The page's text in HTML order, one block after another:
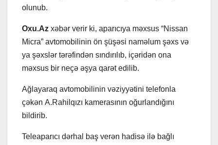
olunub.
Oxu.Az xəbər verir ki, aparıcıya məxsus “Nissan
Micra” avtomobilinin ön şüşəsi naməlum şəxs və
ya şəxslər tərəfindən sındırılıb, içəridən ona
məxsus bir neçə əşya qarət edilib.
Ağlayaraq avtomobilinin vəziyyətini telefonla
çəkən A.Rahilqızı kamerasının oğurlandığını
bildirib.
Teleaparıcı dərhal baş verən hadisə ilə bağlı